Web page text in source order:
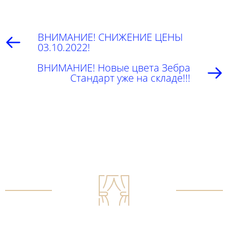
ВНИМАНИЕ! СНИЖЕНИЕ ЦЕНЫ
03.10.2022!
ВНИМАНИЕ! Новые цвета Зебра
Стандарт уже на складе!!!